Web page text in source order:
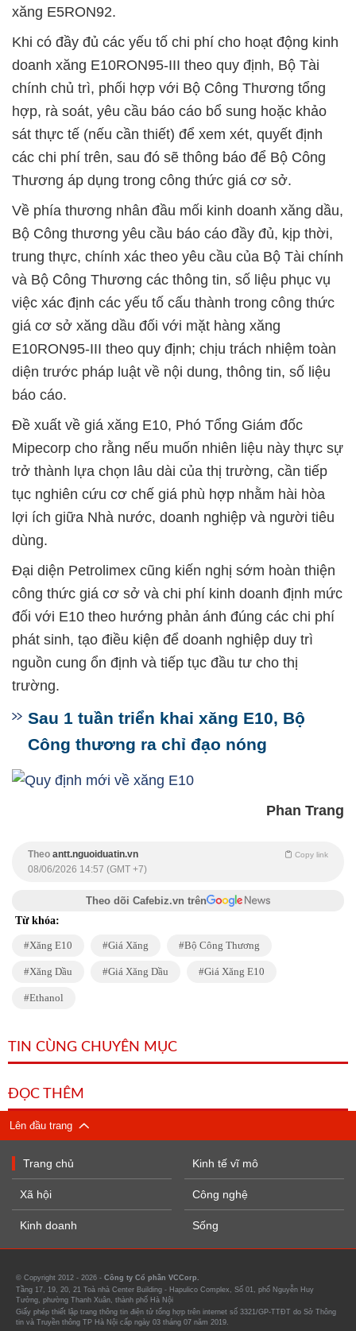
xăng E5RON92.
Khi có đầy đủ các yếu tố chi phí cho hoạt động kinh
doanh xăng E10RON95-III theo quy định, Bộ Tài
chính chủ trì, phối hợp với Bộ Công Thương tổng
hợp, rà soát, yêu cầu báo cáo bổ sung hoặc khảo
sát thực tế (nếu cần thiết) để xem xét, quyết định
các chi phí trên, sau đó sẽ thông báo để Bộ Công
Thương áp dụng trong công thức giá cơ sở.
Về phía thương nhân đầu mối kinh doanh xăng dầu,
Bộ Công thương yêu cầu báo cáo đầy đủ, kịp thời,
trung thực, chính xác theo yêu cầu của Bộ Tài chính
và Bộ Công Thương các thông tin, số liệu phục vụ
việc xác định các yếu tố cấu thành trong công thức
giá cơ sở xăng dầu đối với mặt hàng xăng
E10RON95-III theo quy định; chịu trách nhiệm toàn
diện trước pháp luật về nội dung, thông tin, số liệu
báo cáo.
Đề xuất về giá xăng E10, Phó Tổng Giám đốc
Mipecorp cho rằng nếu muốn nhiên liệu này thực sự
trở thành lựa chọn lâu dài của thị trường, cần tiếp
tục nghiên cứu cơ chế giá phù hợp nhằm hài hòa
lợi ích giữa Nhà nước, doanh nghiệp và người tiêu
dùng.
Đại diện Petrolimex cũng kiến nghị sớm hoàn thiện
công thức giá cơ sở và chi phí kinh doanh định mức
đối với E10 theo hướng phản ánh đúng các chi phí
phát sinh, tạo điều kiện để doanh nghiệp duy trì
nguồn cung ổn định và tiếp tục đầu tư cho thị
trường.
Sau 1 tuần triển khai xăng E10, Bộ
Công thương ra chỉ đạo nóng
Phan Trang
Theo antt.nguoiduatin.vn Copy link
08/06/2026 14:57 (GMT +7)
Theo dõi Cafebiz.vn trên
Từ khóa:
Xăng E10 Giá Xăng Bộ Công Thương
Xăng Dầu Giá Xăng Dầu Giá Xăng E10
Ethanol
TIN CÙNG CHUYÊN MỤC
ĐỌC THÊM
Lên đầu trang
Trang chủ
Xã hội
Kinh doanh
Kinh tế vĩ mô
Công nghệ
Sống
© Copyright 2012 - 2026 - Công ty Cổ phần VCCorp.
Tầng 17, 19, 20, 21 Toà nhà Center Building - Hapulico Complex, Số 01, phố Nguyễn Huy
Tưởng, phường Thanh Xuân, thành phố Hà Nội
Giấy phép thiết lập trang thông tin điện tử tổng hợp trên internet số 3321/GP-TTĐT do Sở Thông
tin và Truyền thông TP Hà Nội cấp ngày 03 tháng 07 năm 2019.